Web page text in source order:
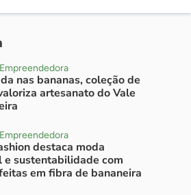
nas bananas, coleção de
artesanato do Vale
destaca moda
e sustentabilidade com
em fibra de bananeira